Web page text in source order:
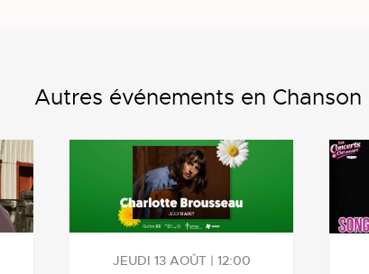
Autres événements en Chanson
JEUDI 13 AOÛT | 12:00